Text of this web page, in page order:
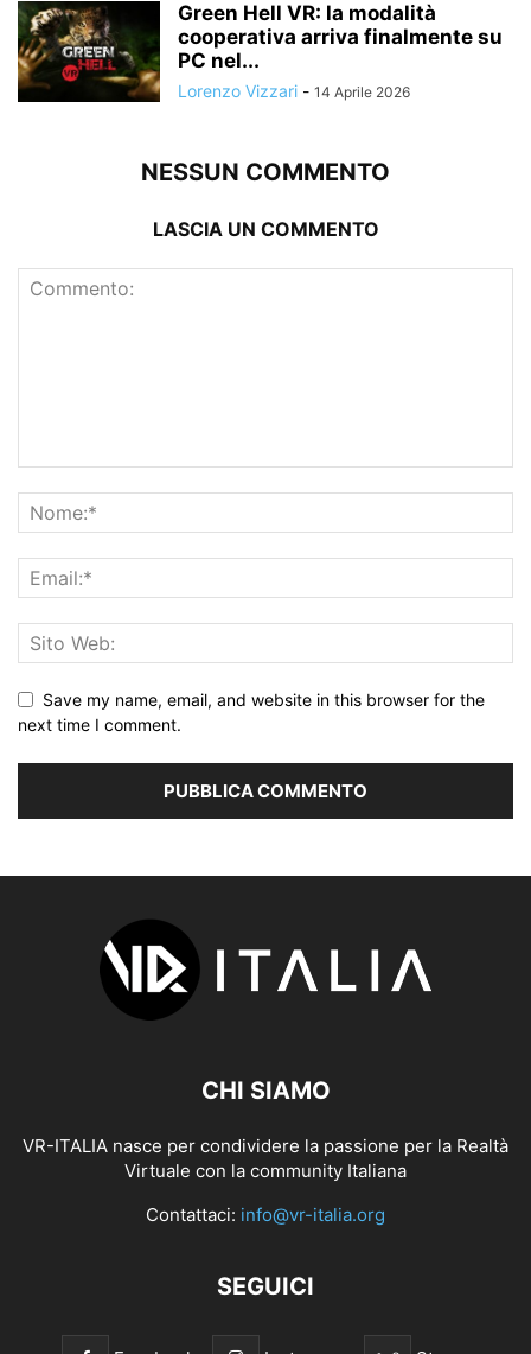
Green Hell VR: la modalità
cooperativa arriva finalmente su
PC nel...
Lorenzo Vizzari - 14 Aprile 2026
NESSUN COMMENTO
LASCIA UN COMMENTO
Save my name, email, and website in this browser for the
next time I comment.
CHI SIAMO
VR-ITALIA nasce per condividere la passione per la Realtà
Virtuale con la community Italiana
Contattaci: info@vr-italia.org
SEGUICI